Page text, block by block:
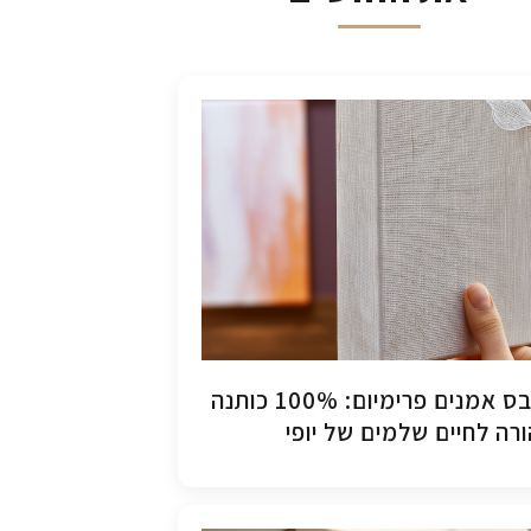
קנבס אמנים פרימיום: 100% כותנה
לחיים שלמים של יופי